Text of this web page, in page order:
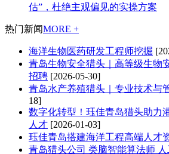
估”，杜绝主观偏见的实操方案
热门新闻MORE +
海洋生物医药研发工程师挖掘
青岛生物安全猎头｜高等级生物
招聘 [2026-05-30]
青岛水产养殖猎头｜专业技术与
18]
数字化转型！珏佳青岛猎头助力
人才 [2026-01-03]
珏佳青岛搭建海洋工程高端人才
青岛猎头公司 类脑智能算法师